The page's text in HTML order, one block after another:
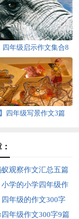
四年级启示作文集合8
篇
】四年级写景作文3篇
观察作文汇总五篇
小学的小学四年级作
锦7篇
四年级的作文300字
年级作文300字9篇